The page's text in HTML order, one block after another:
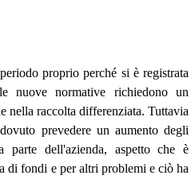
proprio perché si è registrata
nuove normative richiedono un
nella raccolta differenziata. Tuttavia
prevedere un aumento degli
parte dell'azienda, aspetto che è
di fondi e per altri problemi e ciò ha